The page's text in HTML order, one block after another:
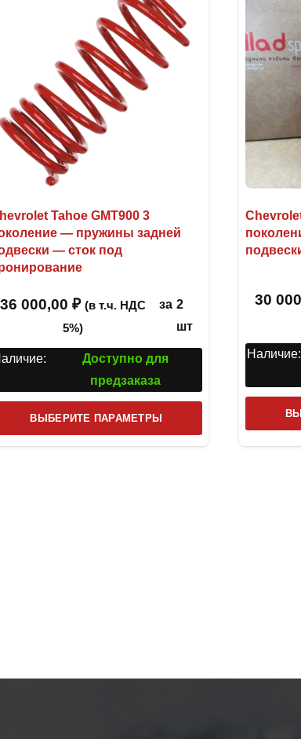
Tahoe GMT900 3
— пружины задней
— сток под
36 000,00 ₽ (в т.ч. НДС
5%)
за 2
шт
Доступно для
предзаказа
ВЫБЕРИТЕ ПАРАМЕТРЫ
товар
30
Наличие: